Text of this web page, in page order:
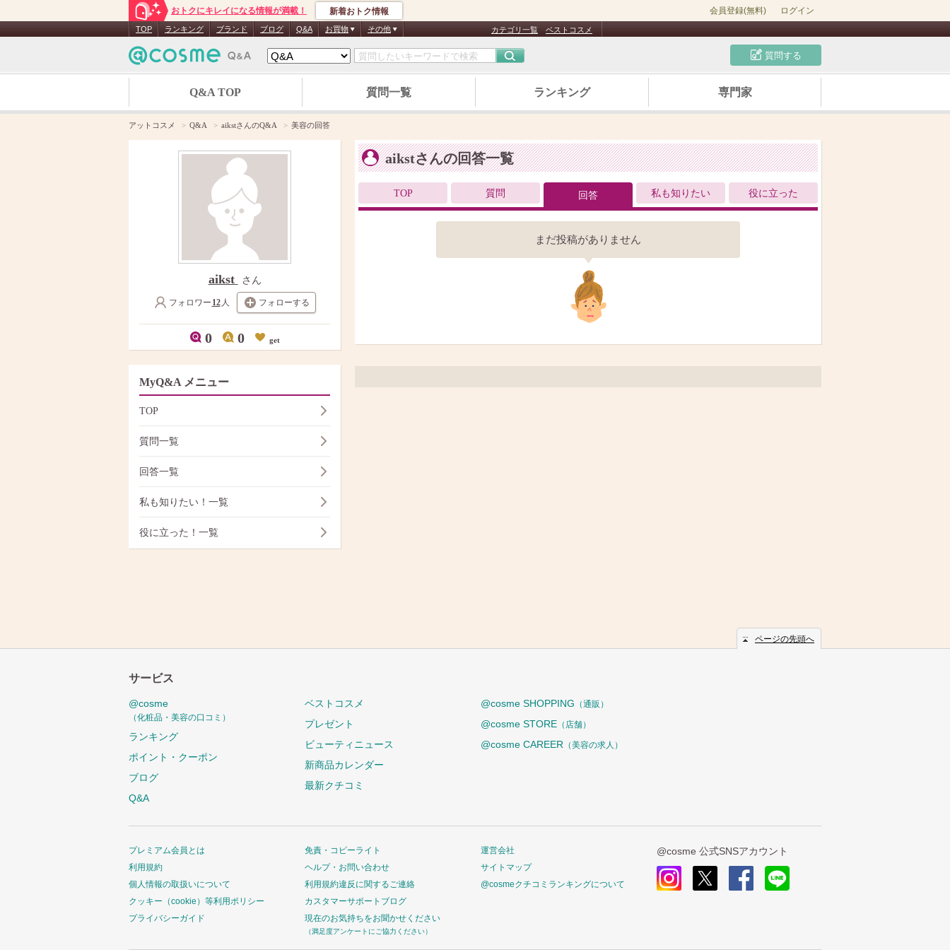
おトクにキレイになる情報が満載！ 新着おトク情報 会員登録(無料) ログイン
TOP ランキング ブランド ブログ Q&A お買物 その他 カテゴリ一覧 ベストコスメ
質問する
Q&A TOP 質問一覧 ランキング 専門家
アットコスメ Q&A aikstさんのQ&A 美容の回答
aikstさんの回答一覧
TOP 質問 回答 私も知りたい 役に立った
まだ投稿がありません
aikst さん
フォロワー 12 人 フォローする
0 0 get
MyQ&A メニュー
TOP
質問一覧
回答一覧
私も知りたい！一覧
役に立った！一覧
ページの先頭へ
サービス
@cosme
（化粧品・美容の口コミ）
ランキング
ポイント・クーポン
ブログ
Q&A
ベストコスメ
プレゼント
ビューティニュース
新商品カレンダー
最新クチコミ
@cosme SHOPPING （通販）
@cosme STORE （店舗）
@cosme CAREER （美容の求人）
プレミアム会員とは
利用規約
個人情報の取扱いについて
クッキー（cookie）等利用ポリシー
プライバシーガイド
免責・コピーライト
ヘルプ・お問い合わせ
利用規約違反に関するご連絡
カスタマーサポートブログ
現在のお気持ちをお聞かせください
（満足度アンケートにご協力ください）
運営会社
サイトマップ
@cosmeクチコミランキングについて
@cosme 公式SNSアカウント